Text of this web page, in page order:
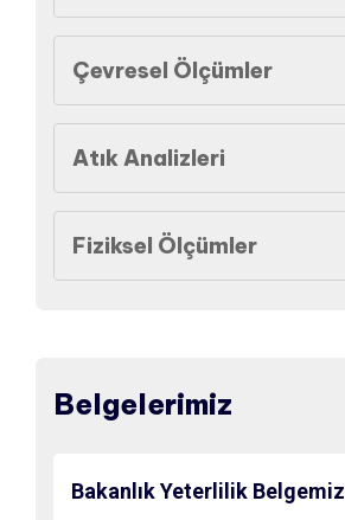
Çevresel Ölçümler
Atık Analizleri
Fiziksel Ölçümler
Belgelerimiz
Bakanlık Yeterlilik Belgemiz